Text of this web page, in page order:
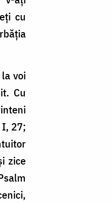
cu
voi
Cu
27;
zice